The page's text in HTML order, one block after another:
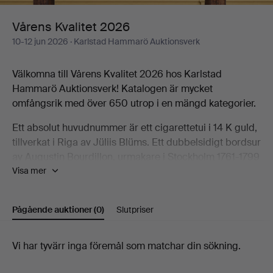
Vårens Kvalitet 2026
10-12 jun 2026 · Karlstad Hammarö Auktionsverk
Välkomna till Vårens Kvalitet 2026 hos Karlstad
Hammarö Auktionsverk! Katalogen är mycket
omfångsrik med över 650 utrop i en mängd kategorier.
Ett absolut huvudnummer är ett cigarettetui i 14 K guld,
tillverkat i Riga av Jüliis Blüms. Ett dubbelsidigt bordsur
är en aptitretare från konsthantverksavdelningen och
Här erbjuds måleri och träsnitt av Lars Lerin,
stämningsfulla landskap av Bror Lindh, Olof Walfrid
Visa mer
Pågående auktioner(0) Slutpriser
Pågående
Vi har tyvärr inga föremål som matchar din sökning.